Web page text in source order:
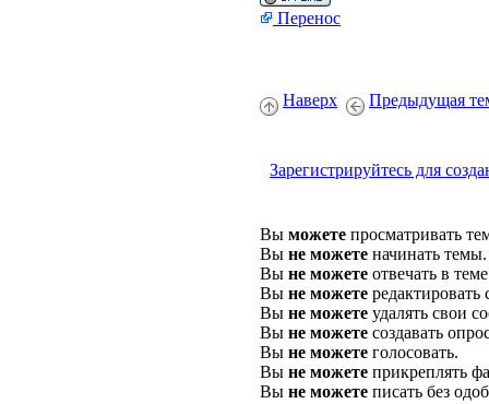
Перенос
Наверх Предыдущая
Зарегистрируйтесь для
Вы можете просматривать
Вы не можете начинать темы.
Вы не можете отвечать в
Вы не можете
Вы не можете удалять свои
Вы не можете создавать
Вы не можете голосовать.
Вы не можете прикреплять
Вы не можете писать без